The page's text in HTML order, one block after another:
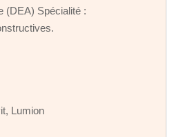
(DEA) Spécialité :
Lumion